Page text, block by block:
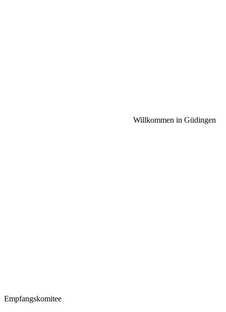
Willkommen in Güdingen
Empfangskomitee